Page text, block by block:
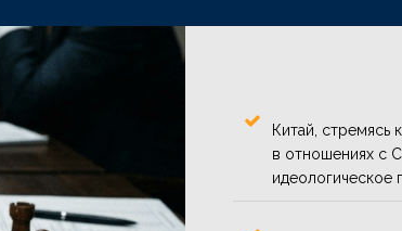
Китай,
в отношениях с
идеологическое